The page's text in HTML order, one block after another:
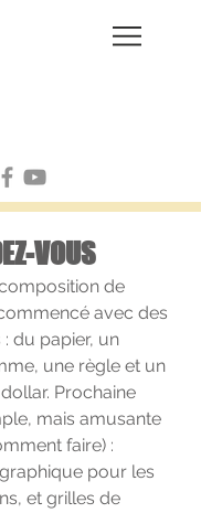
VOUS
de
avec des
du papier, un
une règle et un
Prochaine
mais amusante
faire) :
pour les
et grilles de